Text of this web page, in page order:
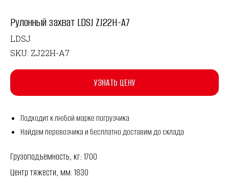
Рулонный захват LDSJ ZJ22H-A7
LDSJ
SKU: ZJ22H-A7
УЗНАТЬ ЦЕНУ
Подходит к любой марке погрузчика
Найдем перевозчика и бесплатно доставим до склада
Грузоподъемность, кг: 1700
Центр тяжести, мм: 1830